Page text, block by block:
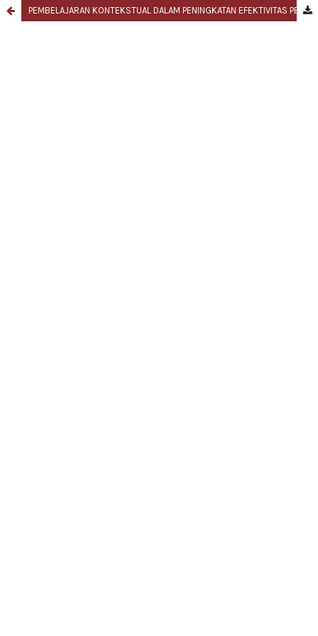
PEMBELAJARAN KONTEKSTUAL DALAM PENINGKATAN EFEKTIVITAS PEMBELAJARAN ANALISIS RANGKAIAN LISTRIK